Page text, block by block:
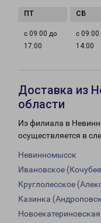
с 09:00 до
17:00
с 09:00
14:00
Доставка из
области
Из филиала в
осуществляется в
Невинномысск
Ивановское
Круглолесское
Казинка